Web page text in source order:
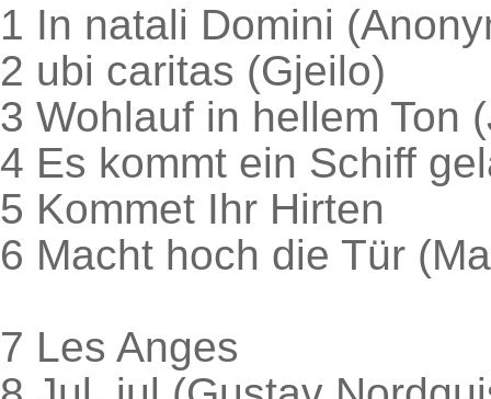
1 In natali Domini
2 ubi caritas (Gjeilo)
3 Wohlauf in hellem Ton
4 Es kommt ein Schiff
5 Kommet Ihr Hirten
6 Macht hoch die Tür
7 Les Anges